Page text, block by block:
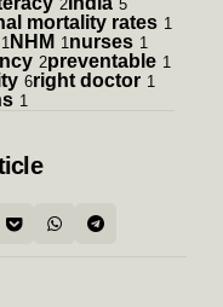
2 5
mortality rates 1
1 NHM 1 nurses 1
2preventable 1
6right doctor 1
1